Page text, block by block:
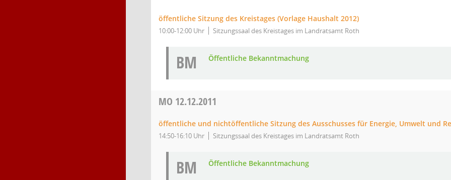
öffentliche Sitzung des Kreistages (Vorlage Haushalt 2012)
10:00-12:00 Uhr Sitzungssaal des Kreistages im Landratsamt Roth
BM Öffentliche Bekanntmachung
MO 12.12.2011
öffentliche und nichtöffentliche Sitzung des Ausschusses für Energie, Umwelt und
14:50-16:10 Uhr Sitzungssaal des Kreistages im Landratsamt Roth
BM Öffentliche Bekanntmachung